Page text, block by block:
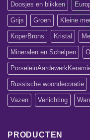
Doosjes en blikken
Grijs Groen Kleine
KoperBrons Kristal
Mineralen en Schelpen
Russische woondecoratie
Vazen Verlichting
PRODUCTEN